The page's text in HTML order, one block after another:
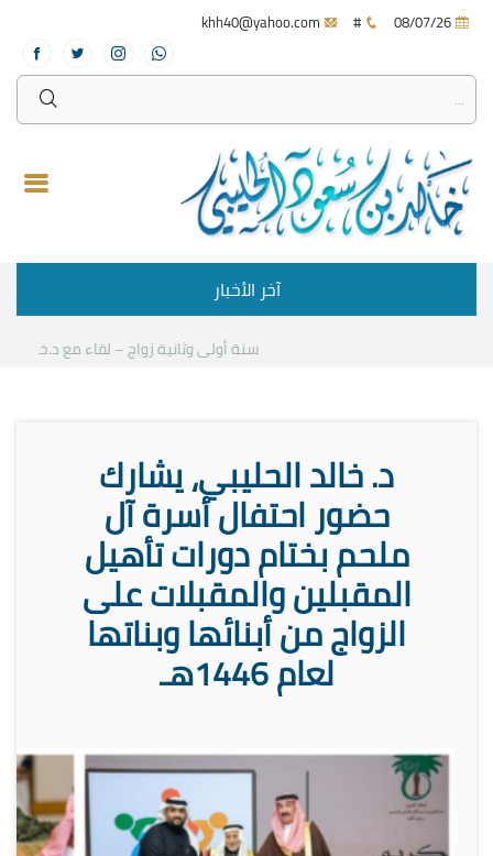
#
آخر الأخبار
سنة أولى وثانية زواج – لقاء مع د.خالد
د. خالد الحليبي، يشارك
حضور احتفال أسرة آل
ملحم بختام دورات تأهيل
المقبلين والمقبلات على
الزواج من أبنائها وبناتها
لعام 1446هـ